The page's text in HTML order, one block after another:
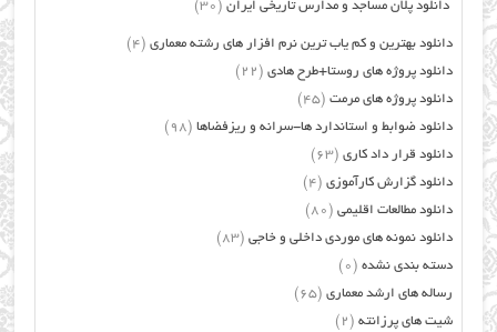
دانلود پلان مساجد و مدارس تاریخی ایران (30)
دانلود بهترین و کم یاب ترین نرم افزار های رشته معماری (4)
دانلود پروژه های روستا+طرح هادی (22)
دانلود پروژه های مرمت (45)
دانلود ضوابط و استاندارد ها-سرانه و ریزفضاها (98)
دانلود قرار داد کاری (63)
دانلود گزارش کارآموزی (4)
دانلود مطالعات اقلیمی (80)
دانلود نمونه های موردی داخلی و خاجی (83)
دسته بندی نشده (0)
رساله های ارشد معماری (65)
شیت های پرزانته (2)